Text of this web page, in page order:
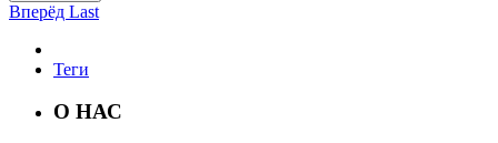
Вперёд Last
Теги
О НАС